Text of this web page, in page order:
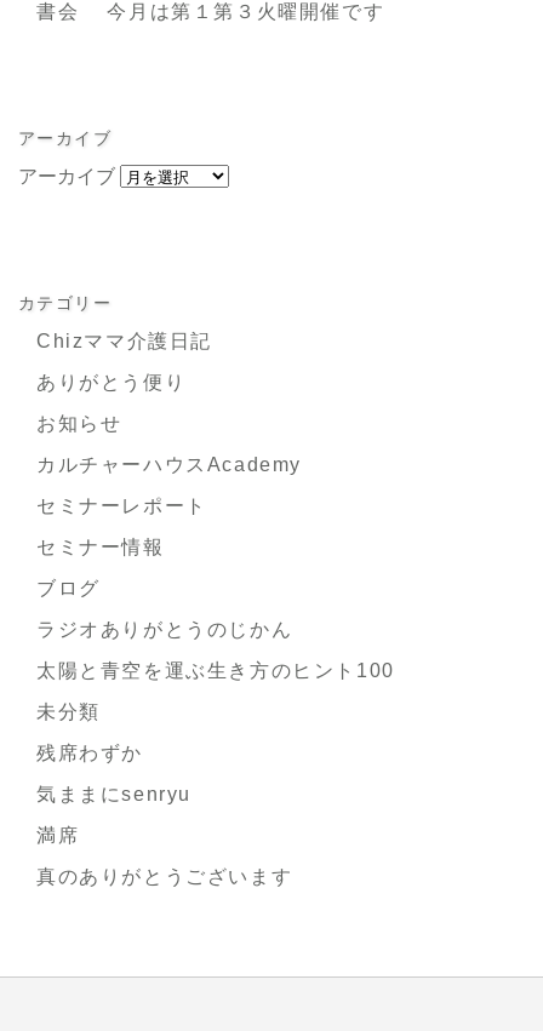
書会 今月は第１第３火曜開催です
アーカイブ
アーカイブ
カテゴリー
Chizママ介護日記
ありがとう便り
お知らせ
カルチャーハウスAcademy
セミナーレポート
セミナー情報
ブログ
ラジオありがとうのじかん
太陽と青空を運ぶ生き方のヒント100
未分類
残席わずか
気ままにsenryu
満席
真のありがとうございます